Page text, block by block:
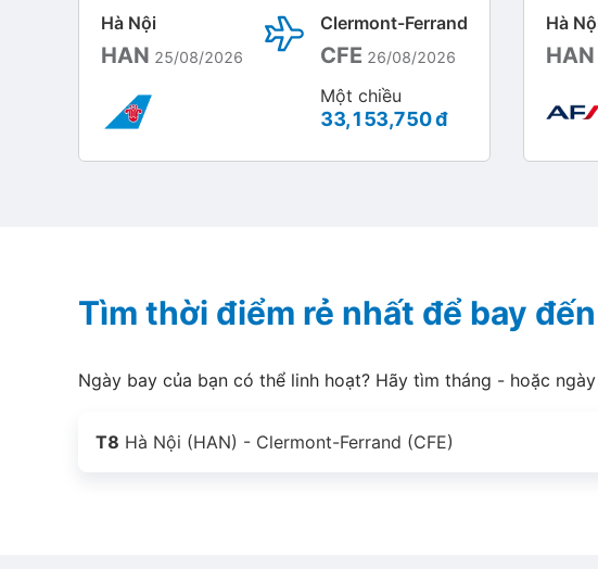
Hà Nội
HAN 25/08/2026
Clermont-Ferrand
CFE 26/08/2026
Một chiều
33,153,750 đ
Hà
HAN
Tìm thời điểm rẻ nhất để bay
Ngày bay của bạn có thể linh hoạt? Hãy tìm tháng - hoặc
T8 Hà Nội (HAN) - Clermont-Ferrand (CFE)